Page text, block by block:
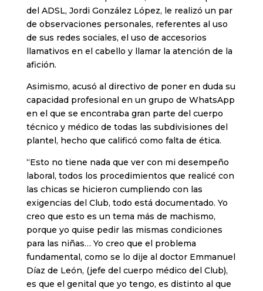
del ADSL, Jordi González López, le realizó un par
de observaciones personales, referentes al uso
de sus redes sociales, el uso de accesorios
llamativos en el cabello y llamar la atención de la
afición.
Asimismo, acusó al directivo de poner en duda su
capacidad profesional en un grupo de WhatsApp
en el que se encontraba gran parte del cuerpo
técnico y médico de todas las subdivisiones del
plantel, hecho que calificó como falta de ética.
“Esto no tiene nada que ver con mi desempeño
laboral, todos los procedimientos que realicé con
las chicas se hicieron cumpliendo con las
exigencias del Club, todo está documentado. Yo
creo que esto es un tema más de machismo,
porque yo quise pedir las mismas condiciones
para las niñas… Yo creo que el problema
fundamental, como se lo dije al doctor Emmanuel
Díaz de León, (jefe del cuerpo médico del Club),
es que el genital que yo tengo, es distinto al que